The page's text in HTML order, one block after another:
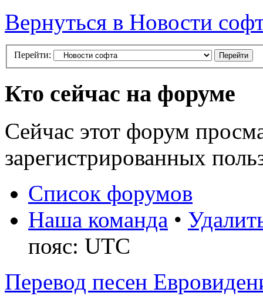
Вернуться в Новости
Перейти:
Кто сейчас на форуме
Сейчас этот форум
зарегистрированных
Список форумов
Наша команда •
пояс: UTC
Перевод песен